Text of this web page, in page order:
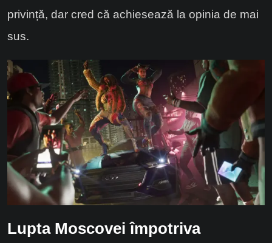
privință, dar cred că achiesează la opinia de mai
sus.
Lupta Moscovei împotriva